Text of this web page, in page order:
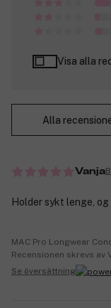
Visa alla
Alla
Vanja
Holder sykt lenge,
MAC Pro Longwear
Recensionen skrevs av
Se översättning